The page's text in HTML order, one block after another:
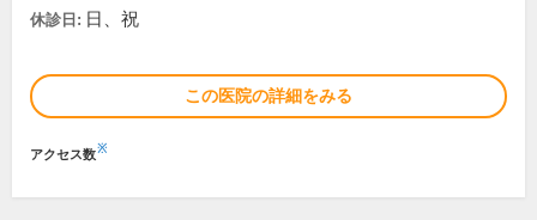
休診日: 日、祝
この医院の詳細をみる
アクセス数※